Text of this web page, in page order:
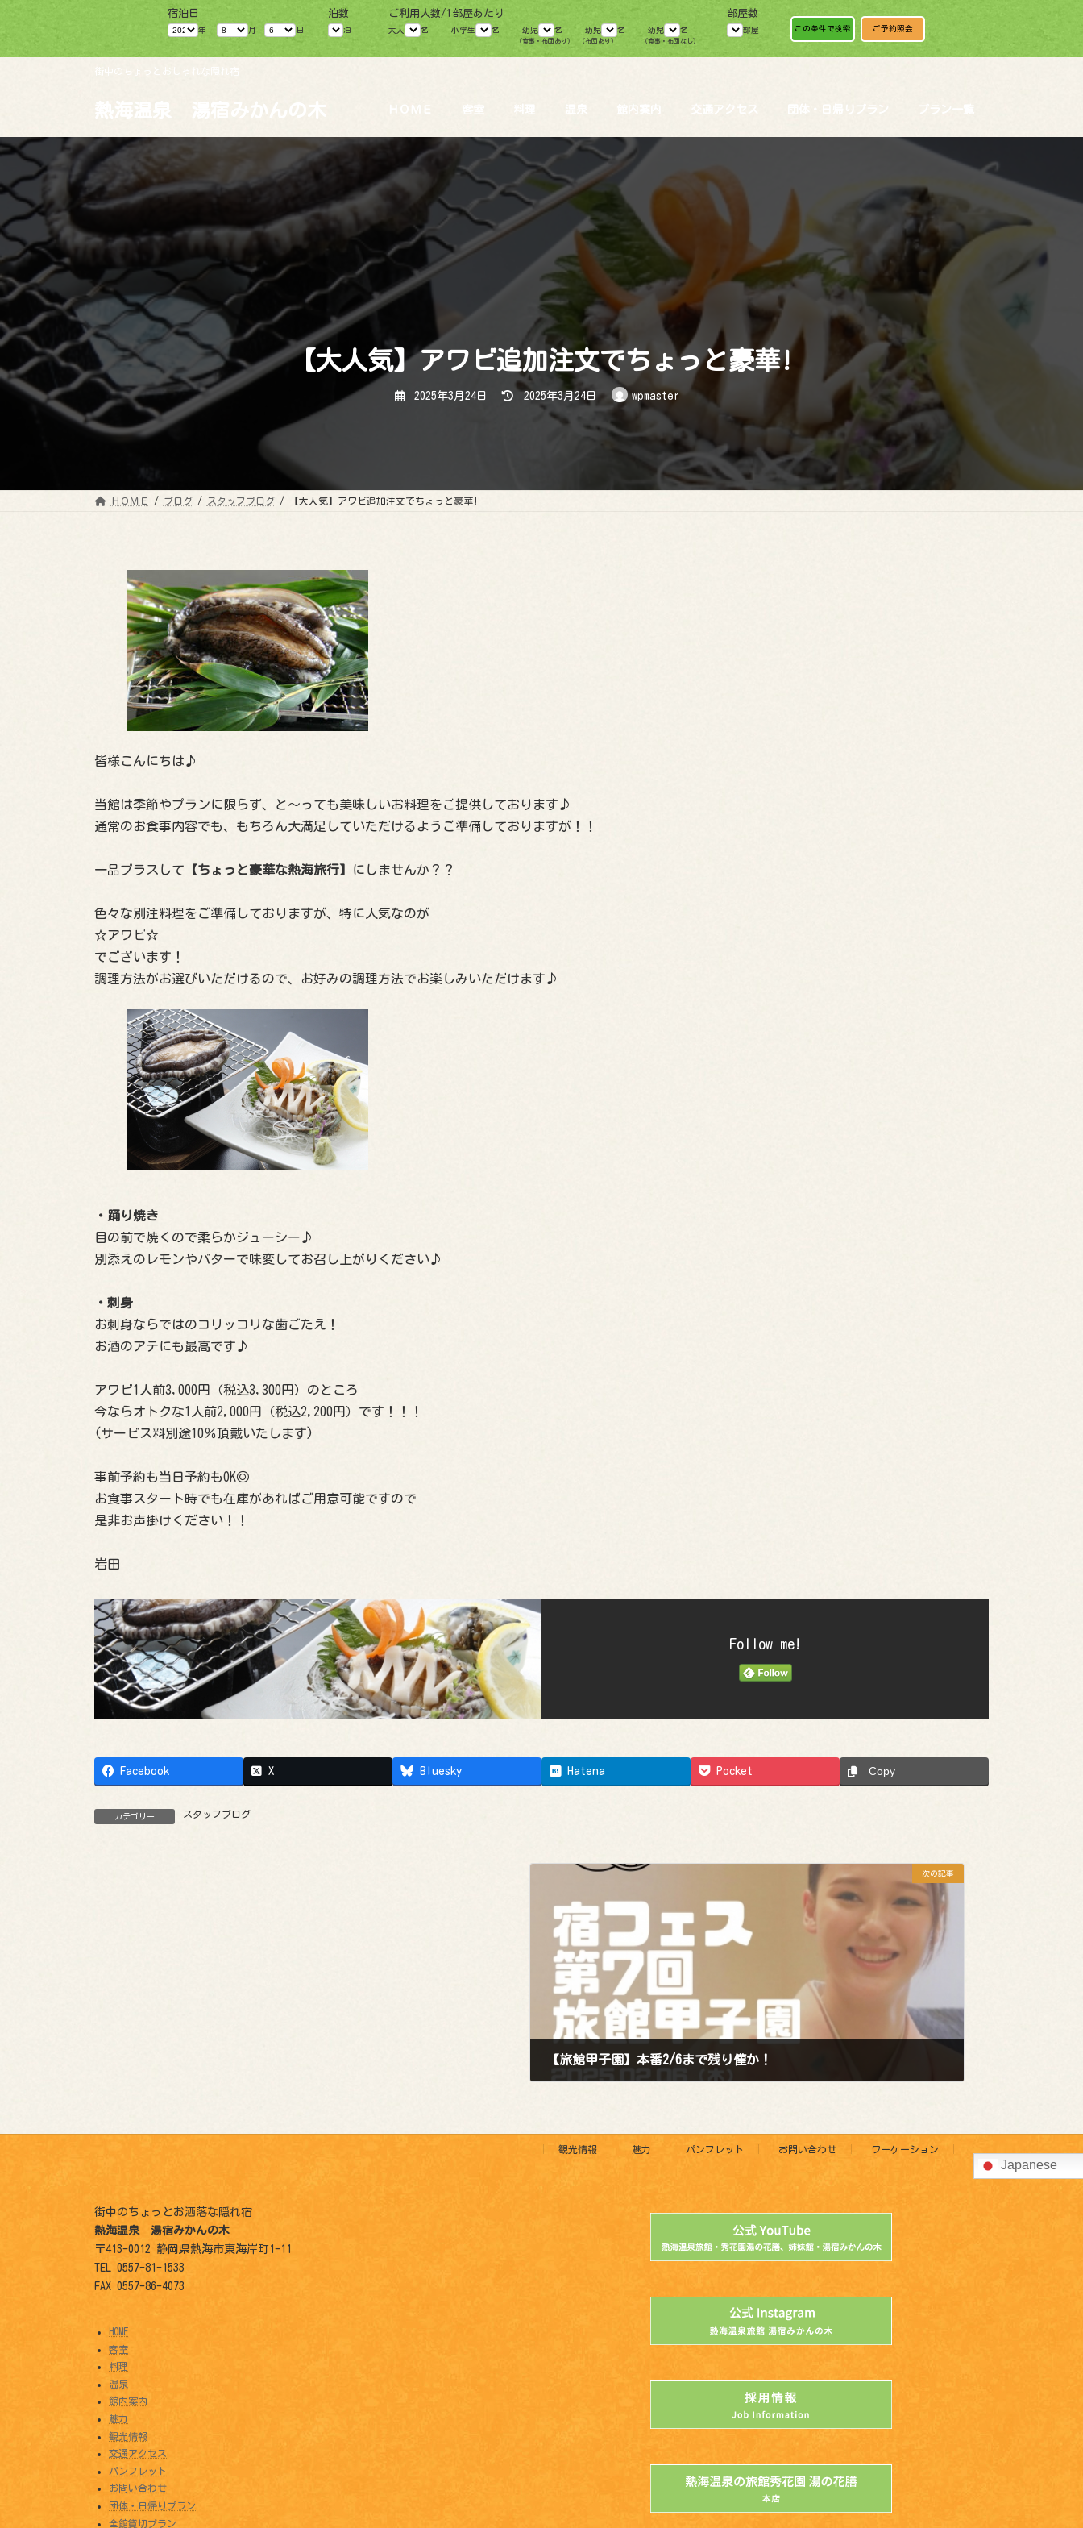
テ
ツ
ゲ
シ
宿泊日
年 月 日
泊数
泊
ご利用人数/1部屋あたり
大人 名 小学生 名 幼児
（食事・布団あり）
名 幼児
（布団あり）
名 幼児
（食事・布団なし）
名
部屋数
部屋 この条件で検索 ご予約照会
街中のちょっとおしゃれな隠れ宿
熱海温泉 湯宿みかんの木 ＨＯＭＥ 客室 料理 温泉 館内案内 交通アクセス 団体・日帰りプラン プラン一覧
【大人気】アワビ追加注文でちょっと豪華!
2025年3月24日
最
終
2025年3月24日 wpmaster
ＨＯＭＥ ブログ スタッフブログ 【大人気】アワビ追加注文でちょっと豪華!
皆様こんにちは♪
当館は季節やプランに限らず、と〜っても美味しいお料理をご提供しております♪
通常のお食事内容でも、もちろん大満足していただけるようご準備しておりますが！！
一品プラスして 【ちょっと豪華な熱海旅行】 にしませんか？？
色々な別注料理をご準備しておりますが、特に人気なのが
☆アワビ☆
でございます！
調理方法がお選びいただけるので、お好みの調理方法でお楽しみいただけます♪
・踊り焼き
目の前で焼くので柔らかジューシー♪
別添えのレモンやバターで味変してお召し上がりください♪
・刺身
お刺身ならではのコリッコリな歯ごたえ！
お酒のアテにも最高です♪
アワビ1人前3,000円（税込3,300円）のところ
今ならオトクな1人前2,000円（税込2,200円）です！！！
(サービス料別途10％頂戴いたします)
事前予約も当日予約もOK◎
お食事スタート時でも在庫があればご用意可能ですので
是非お声掛けください！！
岩田
Follow me!
Facebook X Bluesky Hatena Pocket Copy
カテゴリー スタッフブログ
次の記事
【旅館甲子園】本番2/6まで残り僅か！
2025年3月24日
観光情報 魅力 パンフレット お問い合わせ ワーケーション
Japanese
街中のちょっとお洒落な隠れ宿
熱海温泉 湯宿みかんの木
〒413-0012 静岡県熱海市東海岸町1-11
TEL 0557-81-1533
FAX 0557-86-4073
HOME
客室
料理
温泉
館内案内
魅力
観光情報
交通アクセス
パンフレット
お問い合わせ
団体・日帰りプラン
全館貸切プラン